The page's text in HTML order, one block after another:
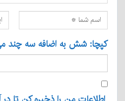
کپچا: شش به اضافه سه چند